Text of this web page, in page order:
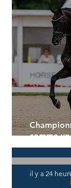
comme
Dujardin
il y a 24